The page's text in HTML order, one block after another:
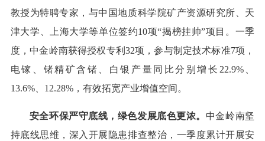
教授为特聘专家，与中国地质科学院矿产资源研究所、天
津大学、上海大学等单位签约10项“揭榜挂帅”项目。一季
度，中金岭南获得授权专利32项，参与制定技术标准7项，
电镓、锗精矿含锗、白银产量同比分别增长22.9%、
13.6%、12.28%，有效拓宽产业增值空间。
安全环保严守底线，绿色发展底色更浓。 中金岭南坚
持底线思维，深入开展隐患排查整治，一季度累计开展安